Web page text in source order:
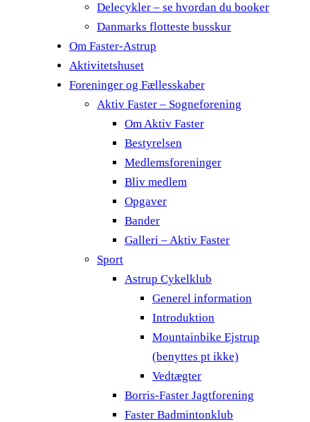
Delecykler – se hvordan du booker
Danmarks flotteste busskur
Om Faster-Astrup
Aktivitetshuset
Foreninger og Fællesskaber
Aktiv Faster – Sogneforening
Om Aktiv Faster
Bestyrelsen
Medlemsforeninger
Bliv medlem
Opgaver
Bander
Galleri – Aktiv Faster
Sport
Astrup Cykelklub
Generel information
Introduktion
Mountainbike Ejstrup
(benyttes pt ikke)
Vedtægter
Borris-Faster Jagtforening
Faster Badmintonklub